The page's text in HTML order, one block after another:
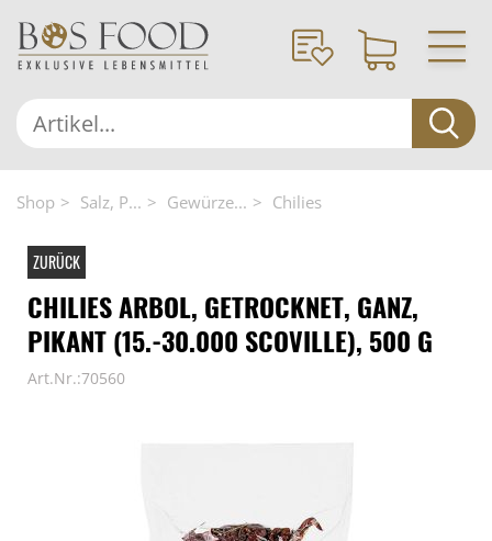
Shop Salz, P... Gewürze... Chilies
ZURÜCK
CHILIES ARBOL, GETROCKNET, GANZ,
PIKANT (15.-30.000 SCOVILLE), 500 G
Art.Nr.:70560